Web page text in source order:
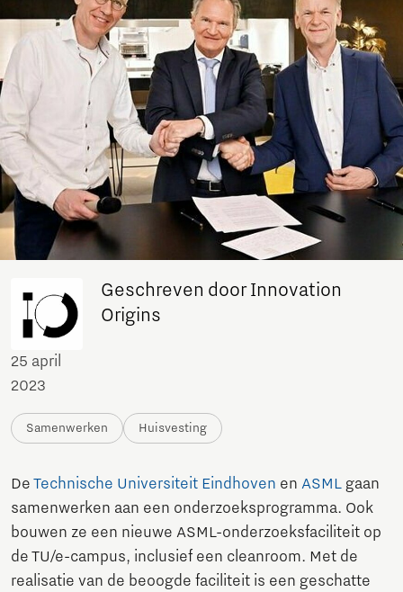
Geschreven door Innovation
Origins
25 april
2023
Samenwerken Huisvesting
De Technische Universiteit Eindhoven en ASML gaan
samenwerken aan een onderzoeksprogramma. Ook
bouwen ze een nieuwe ASML-onderzoeksfaciliteit op
de TU/e-campus, inclusief een cleanroom. Met de
realisatie van de beoogde faciliteit is een geschatte